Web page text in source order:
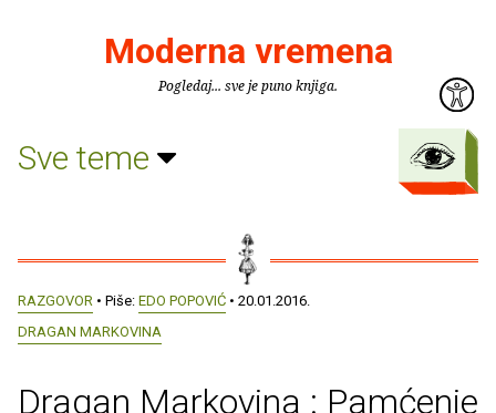
Moderna vremena
Pogledaj... sve je puno knjiga.
Sve teme
RAZGOVOR • Piše: EDO POPOVIĆ • 20.01.2016.
DRAGAN MARKOVINA
Dragan Markovina : Pamćenje